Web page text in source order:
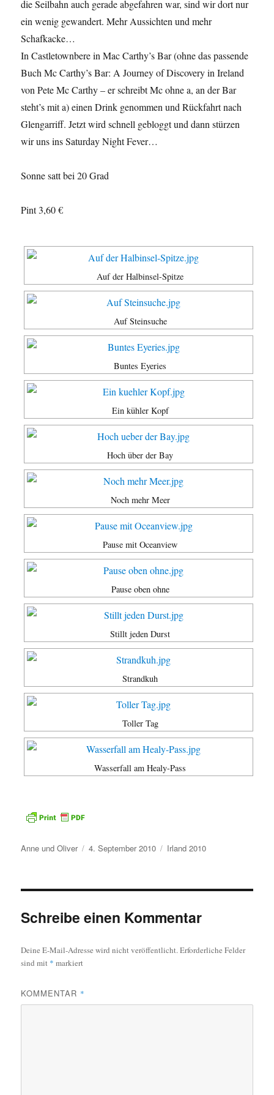
die Seilbahn auch gerade abgefahren war, sind wir dort nur
ein wenig gewandert. Mehr Aussichten und mehr
Schafkacke…
In Castletownbere in Mac Carthy’s Bar (ohne das passende
Buch Mc Carthy’s Bar: A Journey of Discovery in Ireland
von Pete Mc Carthy – er schreibt Mc ohne a, an der Bar
steht’s mit a) einen Drink genommen und Rückfahrt nach
Glengarriff. Jetzt wird schnell gebloggt und dann stürzen
wir uns ins Saturday Night Fever…
Sonne satt bei 20 Grad
Pint 3,60 €
Auf der Halbinsel-Spitze
Auf Steinsuche
Buntes Eyeries
Ein kühler Kopf
Hoch über der Bay
Noch mehr Meer
Pause mit Oceanview
Pause oben ohne
Stillt jeden Durst
Strandkuh
Toller Tag
Wasserfall am Healy-Pass
Autor
Anne und Oliver
Veröffentlicht
4. September 2010 Kategorien
Irland 2010
Schreibe einen Kommentar
Deine E-Mail-Adresse wird nicht veröffentlicht.Erforderliche Felder
sind mit * markiert
KOMMENTAR *